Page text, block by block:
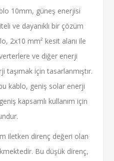
10mm, güneş enerjisi
ve dayanıklı bir çözüm
2x10 mm² kesit alanı ile
ve diğer enerji
için tasarlanmıştır.
kablo, geniş solar enerji
kapsamlı kullanım için
iletken direnç değeri olan
Bu düşük direnç,